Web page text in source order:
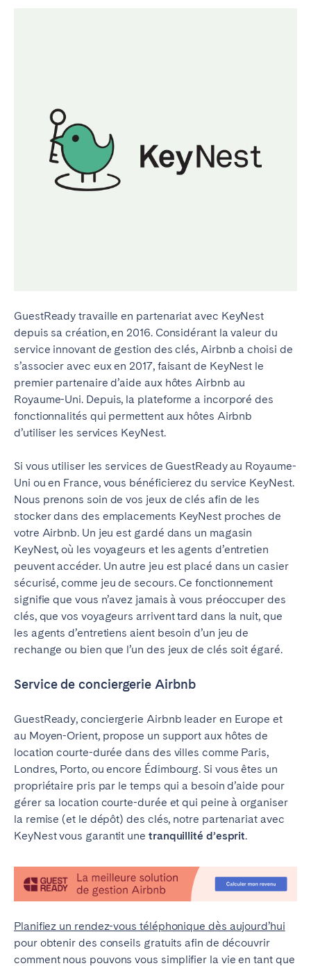
GuestReady travaille en partenariat avec KeyNest
depuis sa création, en 2016. Considérant la valeur du
service innovant de gestion des clés, Airbnb a choisi de
s’associer avec eux en 2017, faisant de KeyNest le
premier partenaire d’aide aux hôtes Airbnb au
Royaume-Uni. Depuis, la plateforme a incorporé des
fonctionnalités qui permettent aux hôtes Airbnb
d’utiliser les services KeyNest.
Si vous utiliser les services de GuestReady au Royaume-
Uni ou en France, vous bénéficierez du service KeyNest.
Nous prenons soin de vos jeux de clés afin de les
stocker dans des emplacements KeyNest proches de
votre Airbnb. Un jeu est gardé dans un magasin
KeyNest, où les voyageurs et les agents d’entretien
peuvent accéder. Un autre jeu est placé dans un casier
sécurisé, comme jeu de secours. Ce fonctionnement
signifie que vous n’avez jamais à vous préoccuper des
clés, que vos voyageurs arrivent tard dans la nuit, que
les agents d’entretiens aient besoin d’un jeu de
rechange ou bien que l’un des jeux de clés soit égaré.
Service de conciergerie Airbnb
GuestReady, conciergerie Airbnb leader en Europe et
au Moyen-Orient, propose un support aux hôtes de
location courte-durée dans des villes comme Paris,
Londres, Porto, ou encore Édimbourg. Si vous êtes un
propriétaire pris par le temps qui a besoin d’aide pour
gérer sa location courte-durée et qui peine à organiser
la remise (et le dépôt) des clés, notre partenariat avec
KeyNest vous garantit une tranquillité d’esprit.
Planifiez un rendez-vous téléphonique dès aujourd’hui
pour obtenir des conseils gratuits afin de découvrir
comment nous pouvons vous simplifier la vie en tant que